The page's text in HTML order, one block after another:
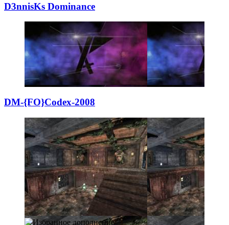
D3nnisKs Dominan­ce
DM-{FO}Codex-200­8